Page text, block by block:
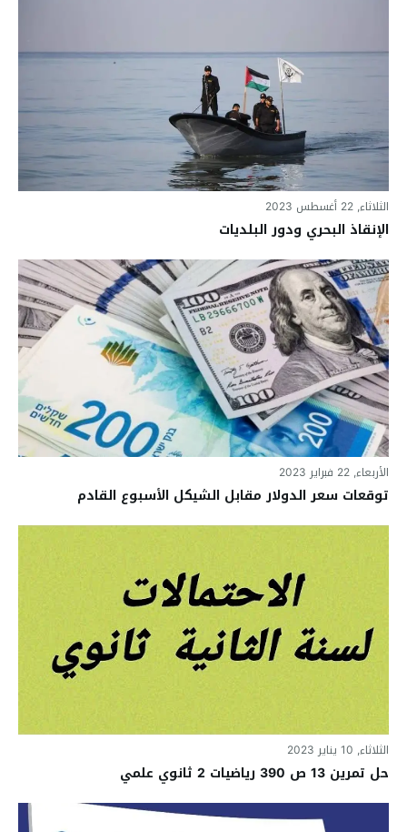
الثلاثاء, 22 أغسطس 2023
الإنقاذ البحري ودور البلديات
الأربعاء, 22 فبراير 2023
توقعات سعر الدولار مقابل الشيكل الأسبوع القادم
الثلاثاء, 10 يناير 2023
حل تمرين 13 ص 390 رياضيات 2 ثانوي علمي